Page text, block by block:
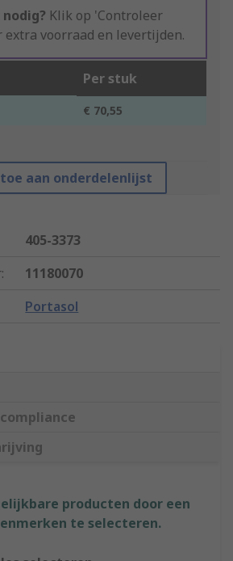
Klik op 'Controleer
extra voorraad en levertijden.
Per stuk
€ 70,55
aan onderdelenlijst
405-3373
:
11180070
Portasol
producten door een
te selecteren.